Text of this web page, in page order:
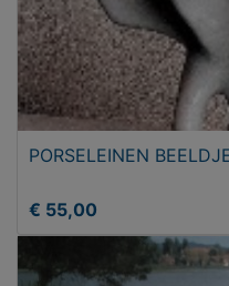
PORSELEINEN
€ 55,00